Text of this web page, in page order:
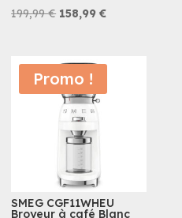
199,99€ Le
était :
199,99 €.
158,99€Le
158,99 €.
Promo !
SMEG CGF11WHEU
Broyeur à café Blanc